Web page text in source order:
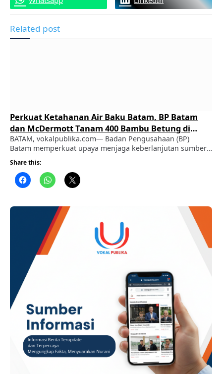
Related post
Perkuat Ketahanan Air Baku Batam, BP Batam
dan McDermott Tanam 400 Bambu Betung di
Bendungan Sei Nongsa
BATAM, vokalpublika.com— Badan Pengusahaan (BP)
Batam memperkuat upaya menjaga keberlanjutan sumber
air baku melalui penghijauan di kawasan Daerah
Tangkapan Air (DTA) Bendungan Sei Nongsa. Bersama PT
McDermott Indonesia dan sejumlah pihak, BP Batam
menanam 400 bibit Bambu Betung dalam program
ADVERTISEMENT Kegiatan bertajuk “Preserving Our Water
With Bamboo Planting: …
Share this: